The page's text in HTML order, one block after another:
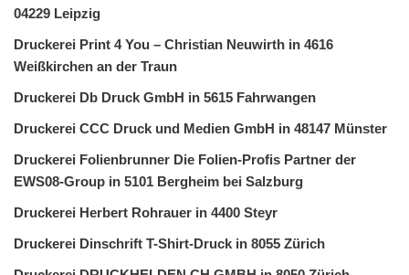
04229 Leipzig
Druckerei Print 4 You – Christian Neuwirth in 4616
Weißkirchen an der Traun
Druckerei Db Druck GmbH in 5615 Fahrwangen
Druckerei CCC Druck und Medien GmbH in 48147 Münster
Druckerei Folienbrunner Die Folien-Profis Partner der
EWS08-Group in 5101 Bergheim bei Salzburg
Druckerei Herbert Rohrauer in 4400 Steyr
Druckerei Dinschrift T-Shirt-Druck in 8055 Zürich